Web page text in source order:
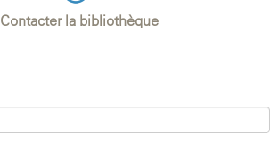
Contacter la bibliothèque